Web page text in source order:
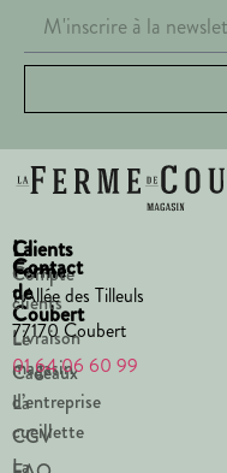
La
Ferme
de
Coubert
Le
magasin
La
cueillette
La
Clients
Compte
clients
Livraison
Cadeaux
d’entreprise
CGV
Contact
1 Allée des Tilleuls
77170 Coubert
01 64 06 60 99